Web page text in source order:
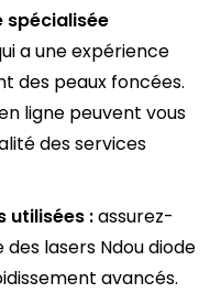
spécialisée
a une expérience
des peaux foncées.
ligne peuvent vous
des services
utilisées :assurez-
des lasers Ndou diode
avancés.